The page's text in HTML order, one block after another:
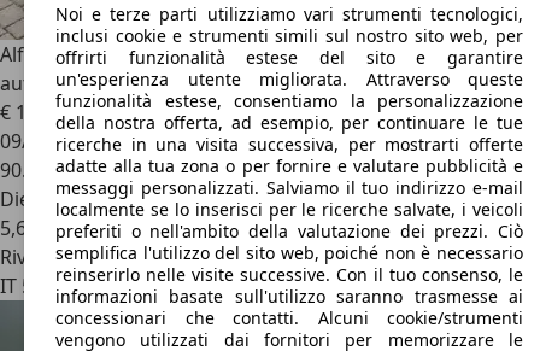
Alfa Romeo StelvioStelvio 2017 2.2 t Business Q4 190cv
auto my19
€ 18.600
09/2019
90.214 km
Diesel
5,6 l/100 km (comb.)
Rivenditore
IT 52025Montevarchi - Arezzo - Ar
Noi e terze parti utilizziamo vari strumenti tecnologici,
inclusi cookie e strumenti simili sul nostro sito web, per
offrirti funzionalità estese del sito e garantire
un'esperienza utente migliorata. Attraverso queste
funzionalità estese, consentiamo la personalizzazione
della nostra offerta, ad esempio, per continuare le tue
ricerche in una visita successiva, per mostrarti offerte
adatte alla tua zona o per fornire e valutare pubblicità e
messaggi personalizzati. Salviamo il tuo indirizzo e-mail
localmente se lo inserisci per le ricerche salvate, i veicoli
preferiti o nell'ambito della valutazione dei prezzi. Ciò
semplifica l'utilizzo del sito web, poiché non è necessario
reinserirlo nelle visite successive. Con il tuo consenso, le
informazioni basate sull'utilizzo saranno trasmesse ai
concessionari che contatti. Alcuni cookie/strumenti
vengono utilizzati dai fornitori per memorizzare le